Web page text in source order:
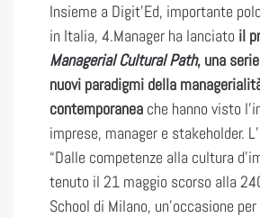
Insieme a Digit’Ed, importante
in Italia, 4.Manager ha lanciato il
Managerial Cultural Path, una
nuovi paradigmi della
contemporanea che hanno visto
imprese, manager e stakeholder.
“Dalle competenze alla cultura
tenuto il 21 maggio scorso alla
School di Milano, un’occasione